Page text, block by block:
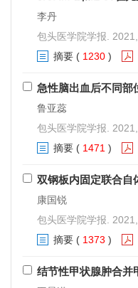
李丹
包头医学院学报.
摘要 ( 1230 )
急性脑出血后不同部
鲁亚蕊
包头医学院学报.
摘要 ( 1471 )
双钢板内固定联合自
康国锐
包头医学院学报.
摘要 ( 1373 )
结节性甲状腺肿合并